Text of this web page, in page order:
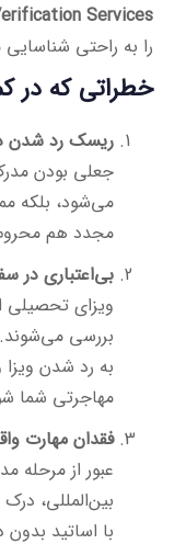
Services
را به راحتی
خطراتی که در
ریسک رد شدن
جعلی بودن
می‌شود، بلکه
مجدد هم
بی‌اعتباری در
ویزای تحصیلی
بررسی می‌شوند.
به رد شدن
مهاجرتی شما
فقدان مهارت
عبور از مرحله
بین‌المللی،
با اساتید